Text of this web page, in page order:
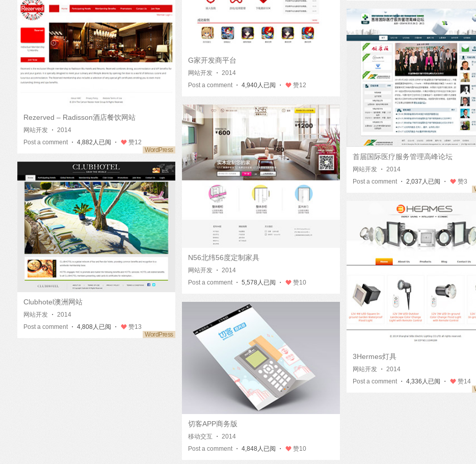
G家开发商平台
网站开发 ・ 2014
Post a comment・ 4,940人已阅 ・ 赞12
Rezerved – Radisson酒店餐饮网站
网站开发 ・ 2014
Post a comment ・ 4,882人已阅 ・ 赞12
首届国际医疗服务管理高峰论坛
网站开发 ・ 2014
Post a comment・ 2,037人已阅 ・ 赞3
N56北纬56度定制家具
网站开发 ・ 2014
Post a comment・ 5,578人已阅 ・ 赞10
Clubhotel澳洲网站
网站开发 ・ 2014
Post a comment ・ 4,808人已阅 ・ 赞13
3Hermes灯具
网站开发 ・ 2014
Post a comment・ 4,336人已阅 ・ 赞14
切客APP商务版
移动交互 ・ 2014
Post a comment・ 4,848人已阅 ・ 赞10